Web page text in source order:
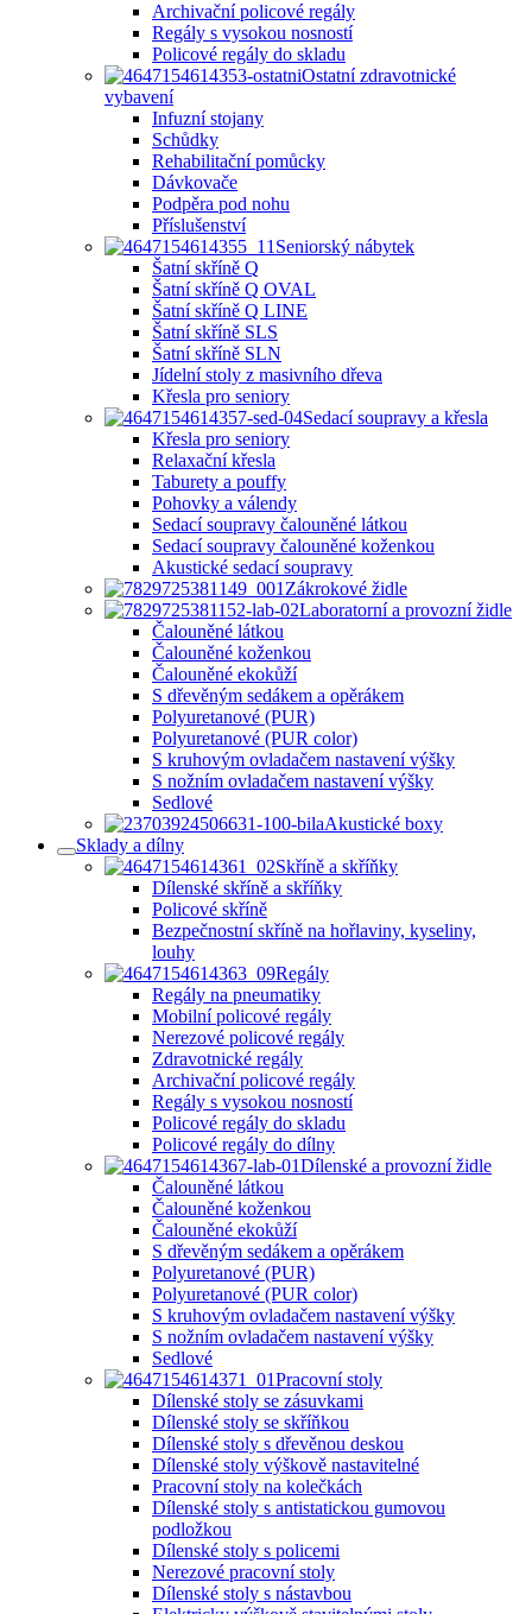
Archivační policové regály
Regály s vysokou nosností
Policové regály do skladu
Ostatní zdravotnické
vybavení
Infuzní stojany
Schůdky
Rehabilitační pomůcky
Dávkovače
Podpěra pod nohu
Příslušenství
Seniorský nábytek
Šatní skříně Q
Šatní skříně Q OVAL
Šatní skříně Q LINE
Šatní skříně SLS
Šatní skříně SLN
Jídelní stoly z masivního dřeva
Křesla pro seniory
Sedací soupravy a křesla
Křesla pro seniory
Relaxační křesla
Taburety a pouffy
Pohovky a válendy
Sedací soupravy čalouněné látkou
Sedací soupravy čalouněné koženkou
Akustické sedací soupravy
Zákrokové židle
Laboratorní a provozní židle
Čalouněné látkou
Čalouněné koženkou
Čalouněné ekokůží
S dřevěným sedákem a opěrákem
Polyuretanové (PUR)
Polyuretanové (PUR color)
S kruhovým ovladačem nastavení výšky
S nožním ovladačem nastavení výšky
Sedlové
Akustické boxy
Sklady a dílny
Skříně a skříňky
Dílenské skříně a skříňky
Policové skříně
Bezpečnostní skříně na hořlaviny, kyseliny,
louhy
Regály
Regály na pneumatiky
Mobilní policové regály
Nerezové policové regály
Zdravotnické regály
Archivační policové regály
Regály s vysokou nosností
Policové regály do skladu
Policové regály do dílny
Dílenské a provozní židle
Čalouněné látkou
Čalouněné koženkou
Čalouněné ekokůží
S dřevěným sedákem a opěrákem
Polyuretanové (PUR)
Polyuretanové (PUR color)
S kruhovým ovladačem nastavení výšky
S nožním ovladačem nastavení výšky
Sedlové
Pracovní stoly
Dílenské stoly se zásuvkami
Dílenské stoly se skříňkou
Dílenské stoly s dřevěnou deskou
Dílenské stoly výškově nastavitelné
Pracovní stoly na kolečkách
Dílenské stoly s antistatickou gumovou
podložkou
Dílenské stoly s policemi
Nerezové pracovní stoly
Dílenské stoly s nástavbou